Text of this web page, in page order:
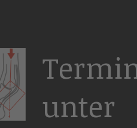
unter